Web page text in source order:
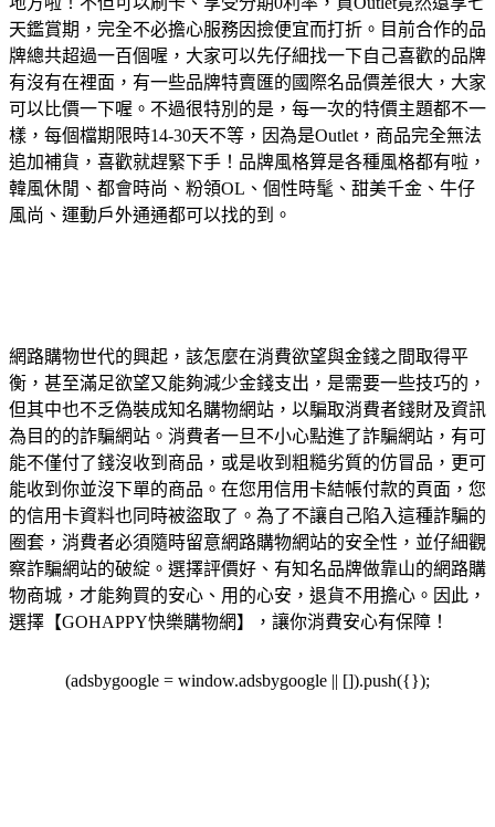
天鑑賞期，完全不必擔心服務因撿便宜而打折。目前合作的品
牌總共超過一百個喔，大家可以先仔細找一下自己喜歡的品牌
有沒有在裡面，有一些品牌特賣匯的國際名品價差很大，大家
可以比價一下喔。不過很特別的是，每一次的特價主題都不一
樣，每個檔期限時14-30天不等，因為是Outlet，商品完全無法
追加補貨，喜歡就趕緊下手！品牌風格算是各種風格都有啦，
韓風休閒、都會時尚、粉領OL、個性時髦、甜美千金、牛仔
風尚、運動戶外通通都可以找的到。
網路購物世代的興起，該怎麼在消費欲望與金錢之間取得平
衡，甚至滿足欲望又能夠減少金錢支出，是需要一些技巧的，
但其中也不乏偽裝成知名購物網站，以騙取消費者錢財及資訊
為目的的詐騙網站。消費者一旦不小心點進了詐騙網站，有可
能不僅付了錢沒收到商品，或是收到粗糙劣質的仿冒品，更可
能收到你並沒下單的商品。在您用信用卡結帳付款的頁面，您
的信用卡資料也同時被盜取了。為了不讓自己陷入這種詐騙的
圈套，消費者必須隨時留意網路購物網站的安全性，並仔細觀
察詐騙網站的破綻。選擇評價好、有知名品牌做靠山的網路購
物商城，才能夠買的安心、用的心安，退貨不用擔心。因此，
選擇【GOHAPPY快樂購物網】，讓你消費安心有保障！
(adsbygoogle = window.adsbygoogle || []).push({});